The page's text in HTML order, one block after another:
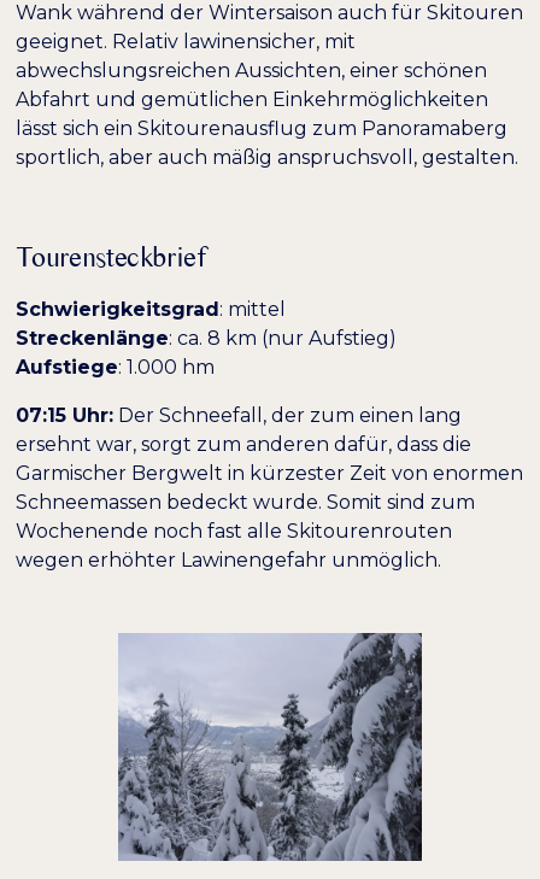
Niedrige Sättigung
Links hervorheben H1
Überschriften
hervorheben
Bildschirmleser Lesemodus
100%
Zeilenhöhe 100%
Buchstabenabstand 100%
Wank während der Wintersaison auch für Skitouren
geeignet. Relativ lawinensicher, mit
abwechslungsreichen Aussichten, einer schönen
Abfahrt und gemütlichen Einkehrmöglichkeiten
lässt sich ein Skitourenausflug zum Panoramaberg
sportlich, aber auch mäßig anspruchsvoll, gestalten.
Tourensteckbrief
Schwierigkeitsgrad: mittel
Streckenlänge: ca. 8 km (nur Aufstieg)
Aufstiege: 1.000 hm
07:15 Uhr: Der Schneefall, der zum einen lang
ersehnt war, sorgt zum anderen dafür, dass die
Garmischer Bergwelt in kürzester Zeit von enormen
Schneemassen bedeckt wurde. Somit sind zum
Wochenende noch fast alle Skitourenrouten
wegen erhöhter Lawinengefahr unmöglich.